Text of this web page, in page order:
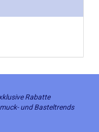
Rabatte
und Basteltrends